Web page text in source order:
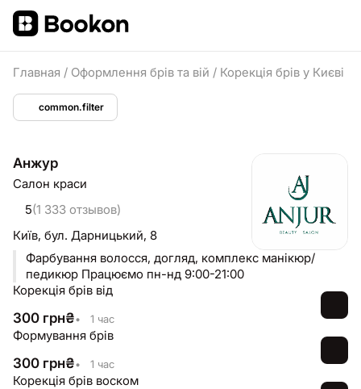
Главная / Оформлення брів та вій / Корекція брів у Києві
common.filter
Анжур
Салон краси
5(1 333 отзывов)
Київ, бул. Дарницький, 8
Фарбування волосся, догляд, комплекс манікюр/
педикюр Працюємо пн-нд 9:00-21:00
Корекція брів від
300 грн₴• 1 час
Формування брів
300 грн₴• 1 час
Корекція брів воском